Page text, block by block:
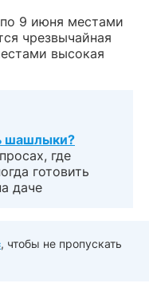
9 июня местами
чрезвычайная
высокая
шашлыки?
где
готовить
даче
, чтобы не пропускать